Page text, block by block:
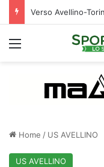
Verso Avellino-
Menu
Home / US AVELLINO
US AVELLINO